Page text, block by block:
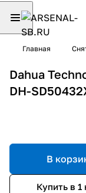
Главная
Dahua
DH-
В
Купить в 1